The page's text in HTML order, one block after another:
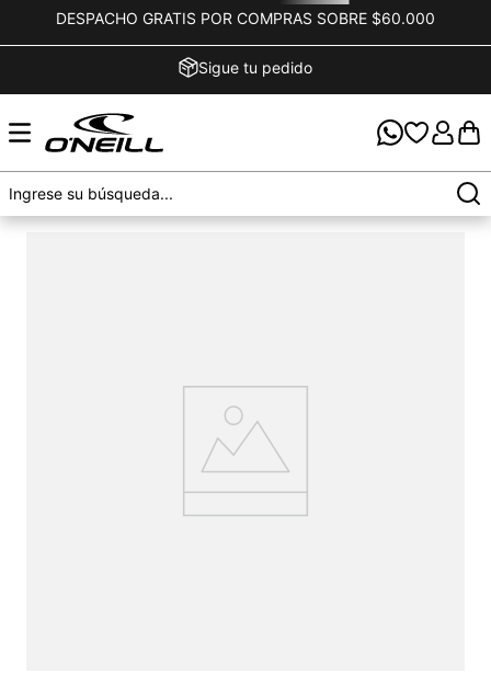
DESPACHO GRATIS POR COMPRAS SOBRE $60.000
Sigue tu pedido